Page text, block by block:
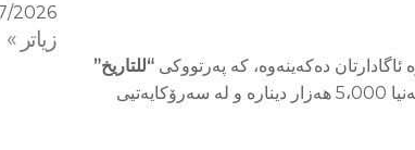
دەكەینەوە، كە پەرتووكی “للتاریخ”
نووسینی جەنابی سەرۆك مەسعود بارزانی، بۆ ئێوەی بەڕێز نرخی تەنیا 5،000 هەزار دینارە و لە سەرۆكایەتیی
2026
زیاتر »